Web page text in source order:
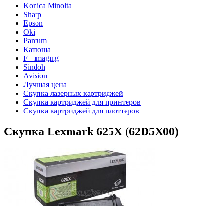
Konica Minolta
Sharp
Epson
Oki
Pantum
Катюша
F+ imaging
Sindoh
Avision
Лучшая цена
Скупка лазерных картриджей
Скупка картриджей для принтеров
Скупка картриджей для плоттеров
Скупка Lexmark 625X (62D5X00)